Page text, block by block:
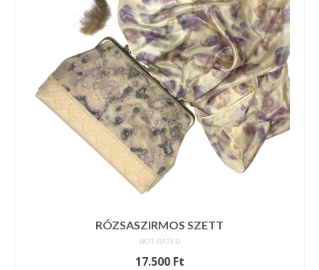
Tárcák
Szemüvegtokok
Zsebkendő tartók
Bankkártya tartók
Tolltartók
Mobiltelefon tartók
RÓZSASZIRMOS SZETT
NOT RATED
17.500 Ft